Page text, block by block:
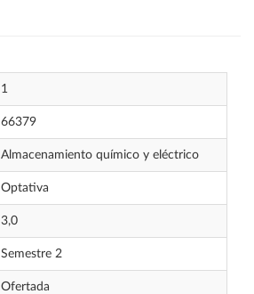
1
66379
Almacenamiento químico y eléctrico
Optativa
3,0
Semestre 2
Ofertada